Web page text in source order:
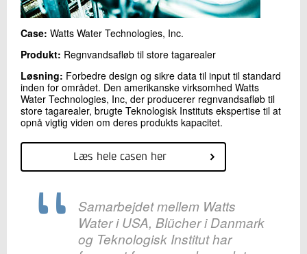
Case: Watts Water Technologies, Inc.
Produkt: Regnvandsafløb til store tagarealer
Løsning: Forbedre design og sikre data til input til standard
inden for området. Den amerikanske virksomhed Watts
Water Technologies, Inc, der producerer regnvandsafløb til
store tagarealer, brugte Teknologisk Instituts ekspertise til at
opnå vigtig viden om deres produkts kapacitet.
Læs hele casen her
Samarbejdet mellem Watts
Water i USA, Blücher i Danmark
og Teknologisk Institut har